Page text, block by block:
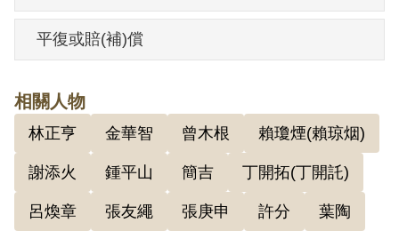
據楊逵1980年代回憶，戰後，他與《力行
報》、《新生報》、《和平日報》的編輯
波盪漾，大家決定共同發表一份〈和平言
言〉，委由楊逵先起草，約600多字，主要
內容有二：釋放二二八政治犯，開放言論
自由。草擬完後，楊逵「油印二十幾份，
寄出給共同計畫的那些人，請他們斟酌修
平復或賠(補)償
相關人物
林正亨 金華智 曾木根 賴瓊煙(賴琼烟)
謝添火 鍾平山 簡吉 丁開拓(丁開託)
呂煥章 張友繩 張庚申 許分 葉陶